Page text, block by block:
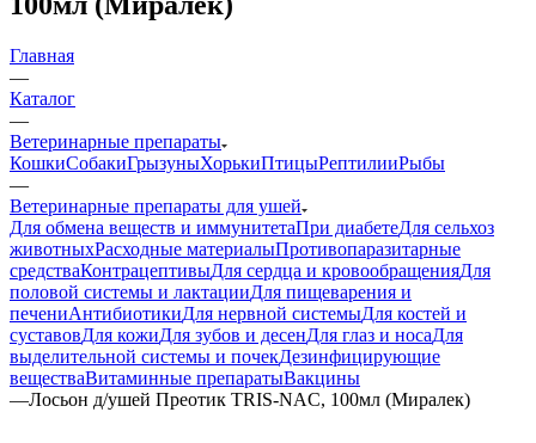
Главная
—
Каталог
—
Ветеринарные препараты
КошкиСобакиГрызуныХорькиПтицыРептилииРыбы
—
Ветеринарные препараты для ушей
Для обмена веществ и иммунитетаПри диабетеДля сельхоз
животныхРасходные материалыПротивопаразитарные
средстваКонтрацептивыДля сердца и кровообращенияДля
половой системы и лактацииДля пищеварения и
печениАнтибиотикиДля нервной системыДля костей и
суставовДля кожиДля зубов и десенДля глаз и носаДля
выделительной системы и почекДезинфицирующие
веществаВитаминные препаратыВакцины
—Лосьон д/ушей Преотик TRIS-NAC, 100мл (Миралек)